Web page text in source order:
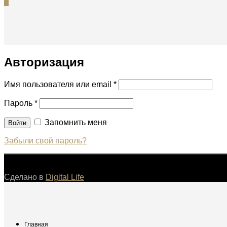
Авторизация
Имя пользователя или email *
Пароль *
Войти Запомнить меня
Забыли свой пароль?
Сделано в Digital Life
Главная